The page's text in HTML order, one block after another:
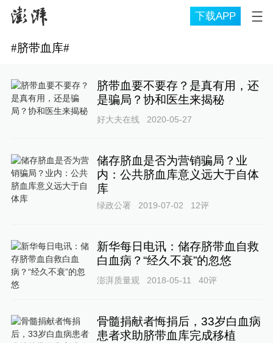
下载APP
#脐带血库#
脐带血要不要存？是真有用，还
是骗局？协和医生来揭秘
好大夫在线 2020-05-27
储存脐血是否为营销骗局？业
内：公共脐血库意义远大于自体
库
绿政公署 2019-07-02 12评
新华每日电讯：储存脐带血自救
白血病？“经久不衰”的忽悠
澎湃质量观 2018-05-11 40评
骨髓捐献者悔捐后，33岁白血病
患者求助脐带血库完成移植